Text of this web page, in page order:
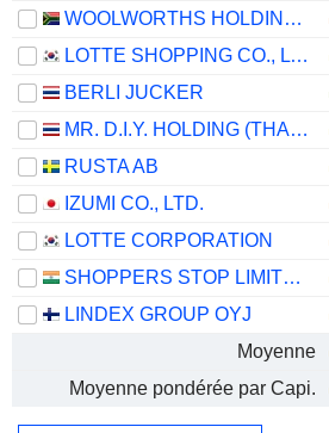
WOOLWORTHS HOLDINGS LIMITED
LOTTE SHOPPING CO., LTD.
BERLI JUCKER
MR. D.I.Y. HOLDING (THAILAND)
RUSTA AB
IZUMI CO., LTD.
LOTTE CORPORATION
SHOPPERS STOP LIMITED
LINDEX GROUP OYJ
Moyenne
Moyenne pondérée par Capi.